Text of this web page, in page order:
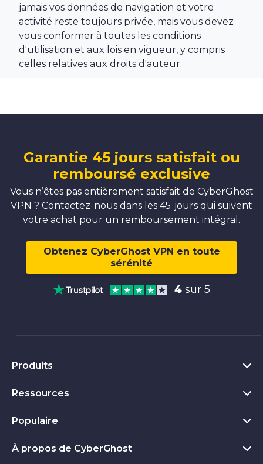
jamais vos données de navigation et votre
activité reste toujours privée, mais vous devez
vous conformer à toutes les conditions
d'utilisation et aux lois en vigueur, y compris
celles relatives aux droits d'auteur.
Garantie 45 jours satisfait ou
remboursé exclusive
Vous n’êtes pas entièrement satisfait de CyberGhost
VPN ? Contactez-nous dans les 45 jours qui suivent
votre achat pour un remboursement intégral.
Obtenez CyberGhost VPN en toute
sérénité
4 sur 5
Produits
VPN Windows
VPN pour Chrome
Ressources
Qu'est-ce qu'un VPN
Privacy Hub
Populaire
Découvrez tous les commentaires
À propos de CyberGhost